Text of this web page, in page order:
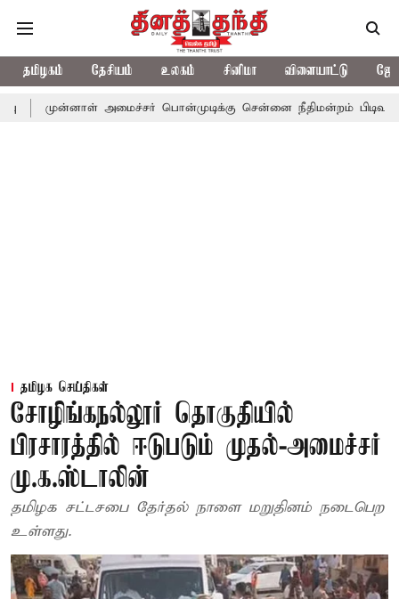
தமிழகம் தேசியம் உலகம் சினிமா விளையாட்டு
அமைச்சர் பொன்முடிக்கு சென்னை நீதிமன்றம் பிடிவாராண்ட்
தமிழக செய்திகள்
சோழிங்கநல்லூர் தொகுதியில்
பிரசாரத்தில் ஈடுபடும் முதல்-அமைச்சர்
மு.க.ஸ்டாலின்
தமிழக சட்டசபை தேர்தல் நாளை மறுதினம் நடைபெற
உள்ளது.